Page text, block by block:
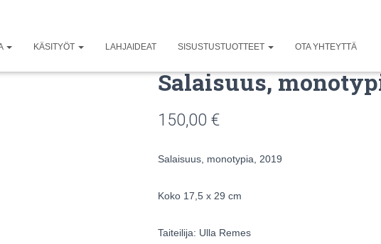
KÄSITYÖT LAHJAIDEAT SISUSTUSTUOTTEET OTA YHTEYTTÄ
Salaisuus,
150,00 €
Salaisuus, monotypia, 2019
Koko 17,5 x 29 cm
Taiteilija: Ulla Remes